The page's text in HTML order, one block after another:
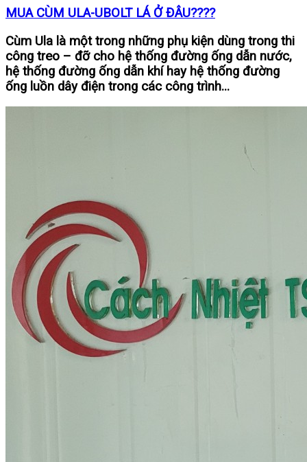
MUA CÙM ULA-UBOLT LÁ Ở ĐÂU????
Cùm Ula là một trong những phụ kiện dùng trong thi
công treo – đỡ cho hệ thống đường ống dẫn nước,
hệ thống đường ống dẫn khí hay hệ thống đường
ống luồn dây điện trong các công trình...